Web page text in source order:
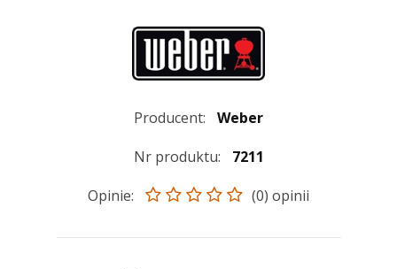
Producent:
Weber
Nr produktu:
7211
Opinie:
(0) opinii